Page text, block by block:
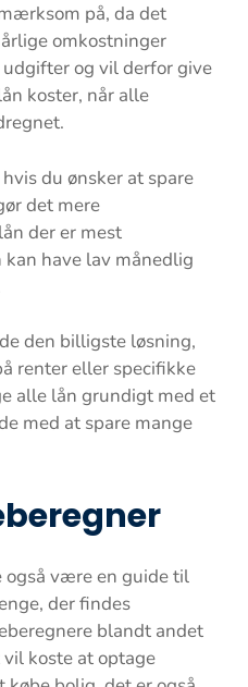
på, da det
omkostninger
og vil derfor give
koster, når alle
du ønsker at spare
det mere
der er mest
have lav månedlig
den billigste løsning,
renter eller specifikke
alle lån grundigt med et
med at spare mange
også være en guide til
der findes
blandt andet
koste at optage